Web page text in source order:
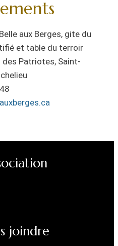
aux Berges, gite du
et table du terroir
des Patriotes, Saint-
joindre